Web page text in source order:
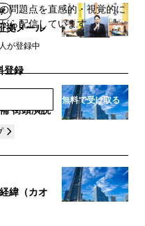
拠メール
街頭演説
緯（カオ
問題点を直感的・視覚的に
ら配信しています
が登録中
登録
無料で受け取る